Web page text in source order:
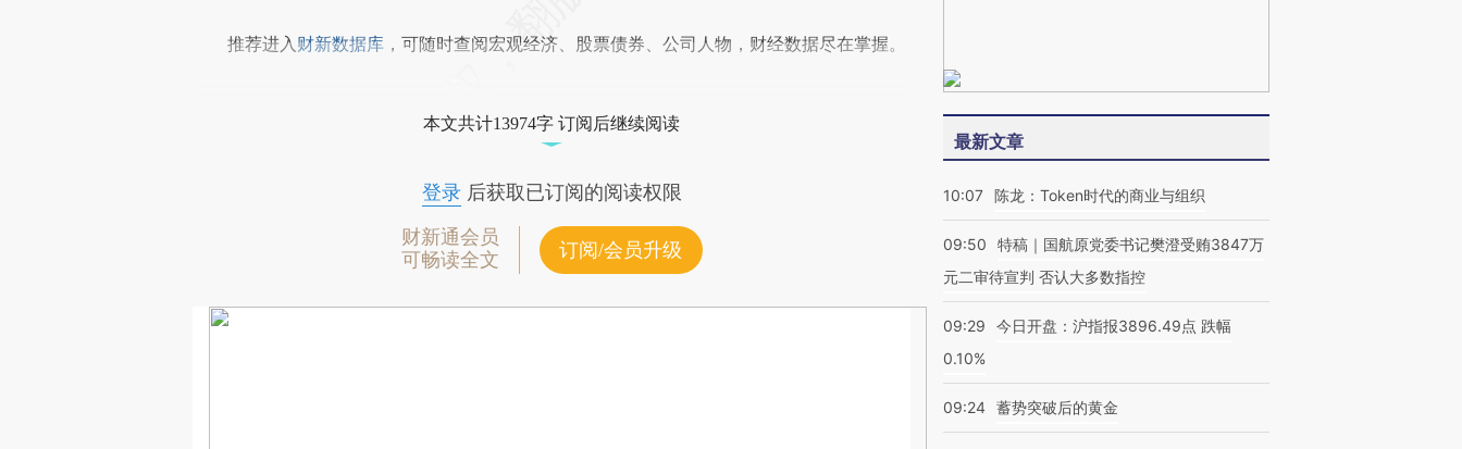
推荐进入 财新数据库 ，可随时查阅宏观经济、股票债券、公司人物，财经数据尽在掌握。
本文共计13974字 订阅后继续阅读
登录后获取已订阅的阅读权限
财新通会员
可畅读全文
订阅/会员升级
最新文章
10:07 陈龙：Token时代的商业与组织
09:50
特稿｜国航原党委书记樊澄受贿3847万
元二审待宣判 否认大多数指控
09:29
今日开盘：沪指报3896.49点 跌幅
0.10%
09:24 蓄势突破后的黄金